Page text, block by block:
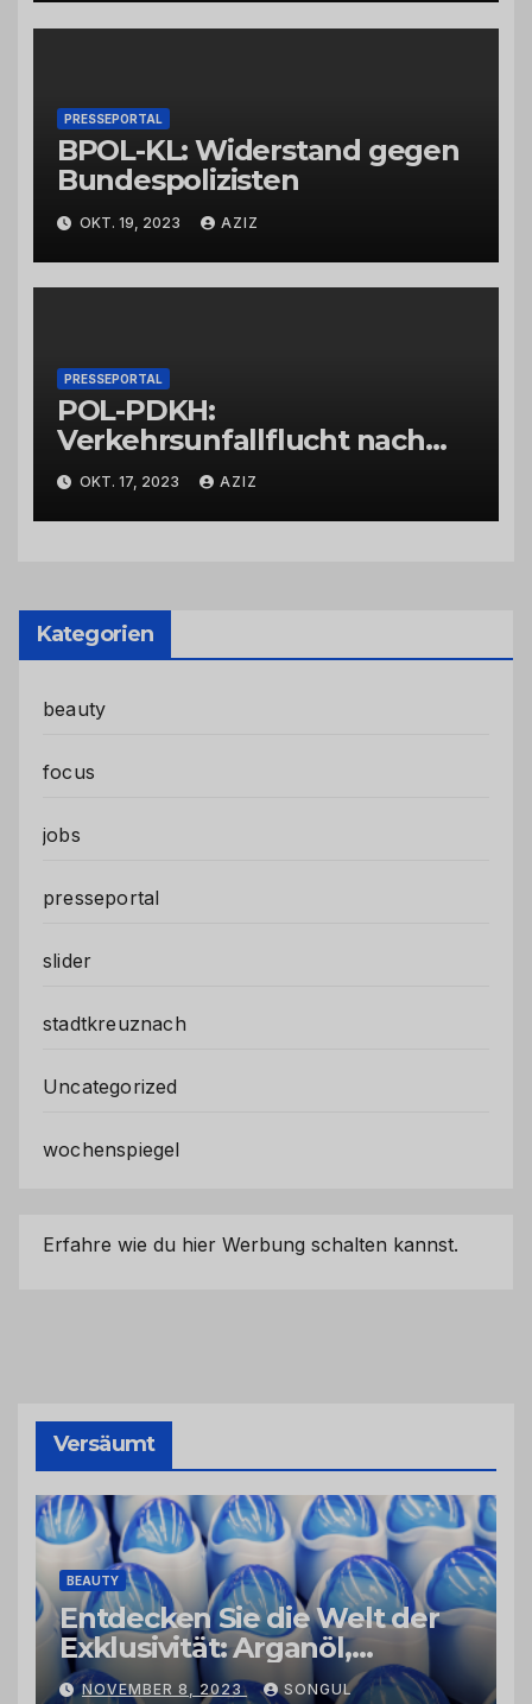
PRESSEPORTAL
BPOL-KL: Widerstand gegen
Bundespolizisten
OKT. 19, 2023 AZIZ
PRESSEPORTAL
POL-PDKH:
Verkehrsunfallflucht nach
Abbiegevorgang
OKT. 17, 2023 AZIZ
Kategorien
beauty
focus
jobs
presseportal
slider
stadtkreuznach
Uncategorized
wochenspiegel
Erfahre wie du hier Werbung schalten kannst.
Versäumt
BEAUTY
Entdecken Sie die Welt der
Exklusivität: Arganöl,
Kaktusfeigenkernöl und
NOVEMBER 8, 2023 SONGUL